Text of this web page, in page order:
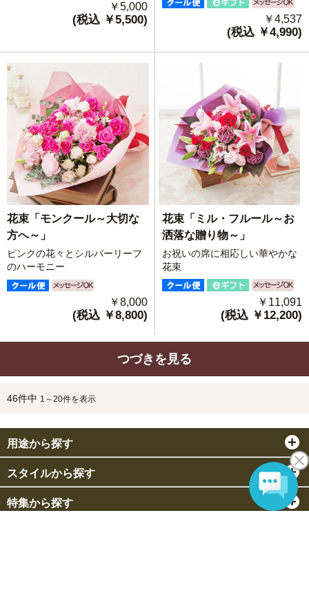
￥5,000
(税込 ￥5,500) ￥4,537
(税込 ￥4,990)
花束「モンクール～大切な
方へ～」
ピンクの花々とシルバーリーフ
のハーモニー
￥8,000
(税込 ￥8,800)
花束「ミル・フルール～お
洒落な贈り物～」
お祝いの席に相応しい華やかな
花束
￥11,091
(税込 ￥12,200)
つづきを見る
46件中 1～20件を表示
用途から探す
スタイルから探す
特集から探す